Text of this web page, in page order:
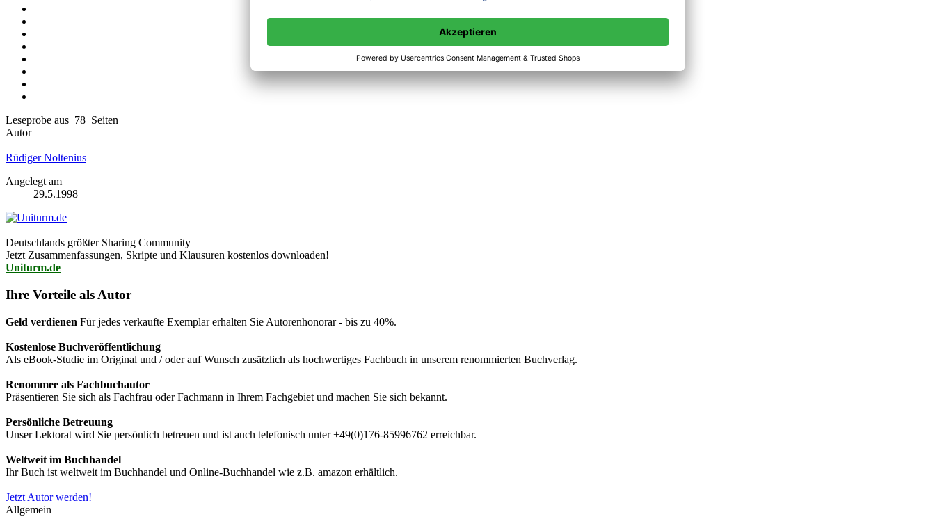
Leseprobe aus 78 Seiten
Autor
Rüdiger Noltenius
Angelegt am
29.5.1998
Deutschlands größter Sharing Community
Jetzt Zusammenfassungen, Skripte und Klausuren kostenlos downloaden!
Uniturm.de
Ihre Vorteile als Autor
Geld verdienen Für jedes verkaufte Exemplar erhalten Sie Autorenhonorar - bis zu 40%.
Kostenlose Buchveröffentlichung
Als eBook-Studie im Original und / oder auf Wunsch zusätzlich als hochwertiges Fachbuch in unserem renommierten Buchverlag.
Renommee als Fachbuchautor
Präsentieren Sie sich als Fachfrau oder Fachmann in Ihrem Fachgebiet und machen Sie sich bekannt.
Persönliche Betreuung
Unser Lektorat wird Sie persönlich betreuen und ist auch telefonisch unter +49(0)176-85996762 erreichbar.
Weltweit im Buchhandel
Ihr Buch ist weltweit im Buchhandel und Online-Buchhandel wie z.B. amazon erhältlich.
Jetzt Autor werden!
Allgemein